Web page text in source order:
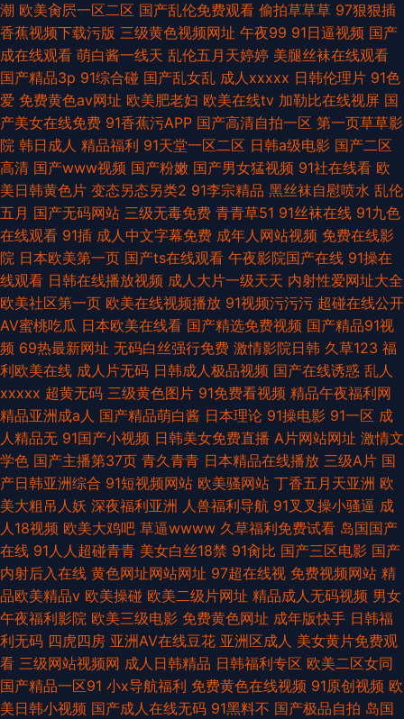
潮 欧美肏屄一区二区 国产乱伦免费观看 偷拍草草草 97狠狠插
香蕉视频下载污版 三级黄色视频网址 午夜99 91日逼视频 国产
成在线观看 萌白酱一线天 乱伦五月天婷婷 美腿丝袜在线观看
国产精品3p 91综合碰 国产乱女乱 成人xxxxx 日韩伦理片 91色
爱 免费黄色av网址 欧美肥老妇 欧美在线tv 加勒比在线视屏 国
产美女在线免费 91香蕉污APP 国产高清自拍一区 第一页草草影
院 韩日成人 精品福利 91天堂一区二区 日韩a级电影 国产二区
高清 国产www视频 国产粉嫩 国产男女猛视频 91社在线看 欧
美日韩黄色片 变态另态另类2 91李宗精品 黑丝袜自慰喷水 乱伦
五月 国产无码网站 三级无毒免费 青青草51 91丝袜在线 91九色
在线观看 91插 成人中文字幕免费 成年人网站视频 免费在线影
院 日本欧美第一页 国产ts在线观看 午夜影院国产在线 91操在
线观看 日韩在线播放视频 成人大片一级天天 内射性爱网址大全
欧美社区第一页 欧美在线视频播放 91视频污污污 超碰在线公开
AV蜜桃吃瓜 日本欧美在线看 国产精选免费视频 国产精品91视
频 69热最新网址 无码白丝强行免费 激情影院日韩 久草123 福
利欧美在线 成人片无码 日韩成人极品视频 国产在线诱惑 乱人
xxxxx 超黄无码 三级黄色图片 91免费看视频 精品午夜福利网
精品亚洲成a人 国产精品萌白酱 日本理论 91操电影 91一区 成
人精品无 91国产小视频 日韩美女免费直播 A片网站网址 激情文
学色 国产主播第37页 青久青青 日本精品在线播放 三级A片 国
产日韩亚洲综合 91短视频网站 欧美骚网站 丁香五月天亚洲 欧
美大粗吊人妖 深夜福利亚洲 人兽福利导航 91叉叉操小骚逼 成
人18视频 欧美大鸡吧 草逼wwww 久草福利免费试看 岛国国产
在线 91人人超碰青青 美女白丝18禁 91肏比 国产三区电影 国产
内射后入在线 黄色网址网站网址 97超在线视 免费视频网站 精
品欧美精品v 欧美操碰 欧美二级片网址 精品成人无码视频 男女
午夜福利影院 欧美三级电影 免费黄色网址 成年版快手 日韩福
利无码 四虎四房 亚洲AV在线豆花 亚洲区成人 美女黄片免费观
看 三级网站视频网 成人日韩精品 日韩福利专区 欧美二区女同
国产精品一区91 小x导航福利 免费黄色在线视频 91原创视频 欧
美日韩小视频 国产成人在线无码 91黑料不 国产极品自拍 岛国